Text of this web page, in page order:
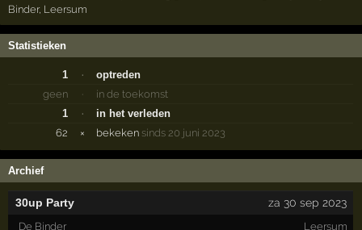
Binder, Leersum
Statistieken
1 ·
optreden
geen
·
in de toekomst
1
·
in het verleden
62
× bekeken sinds 20 juni 2023
Archief
30up Party za 30 sep 2023
De Binder Leersum